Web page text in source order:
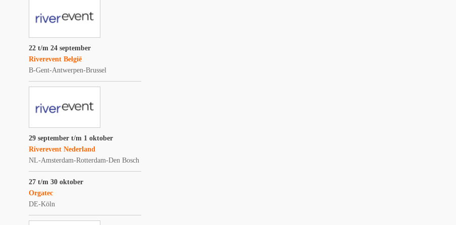
22 t/m 24 september
Riverevent België
B-Gent-Antwerpen-Brussel
29 september t/m 1 oktober
Riverevent Nederland
NL-Amsterdam-Rotterdam-Den Bosch
27 t/m 30 oktober
Orgatec
DE-Köln